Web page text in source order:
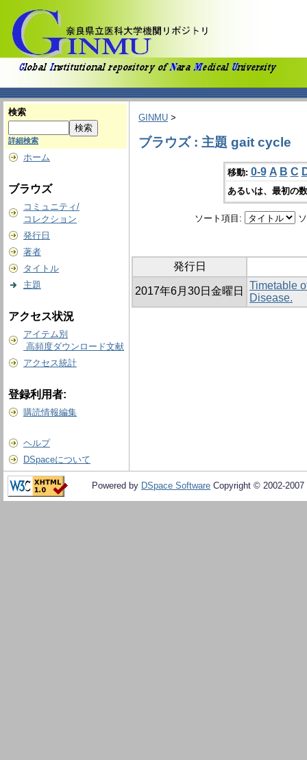
検索
詳細検索
ホーム
ブラウズ
コミュニティ/
コレクション
発行日
著者
タイトル
主題
アクセス状況
アイテム別
高頻度ダウンロード文献
アクセス統計
登録利用者:
購読情報編集
ヘルプ
DSpaceについて
GINMU >
ブラウズ : 主題 gait cycle
移動: 0-9 A B C
あるいは、最初の
ソート項目:
発行日
2017年6月30日金曜日
Timetable
Disease.
Powered by DSpace Software Copyright © 2002-2007